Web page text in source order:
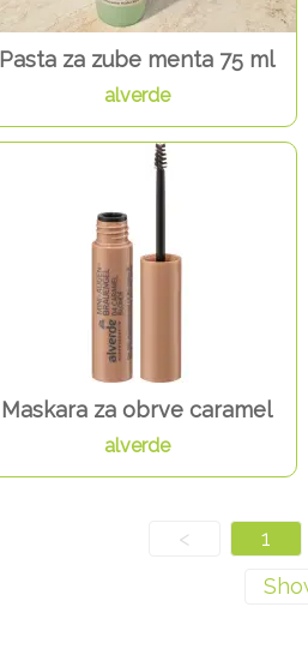
Pasta za zube menta 75 ml
alverde
Maskara za obrve caramel
alverde
< 1